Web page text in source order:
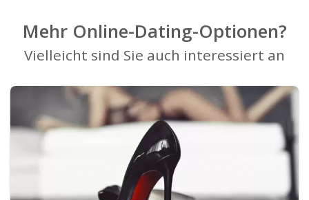
Mehr Online-Dating-Optionen?
Vielleicht sind Sie auch interessiert an